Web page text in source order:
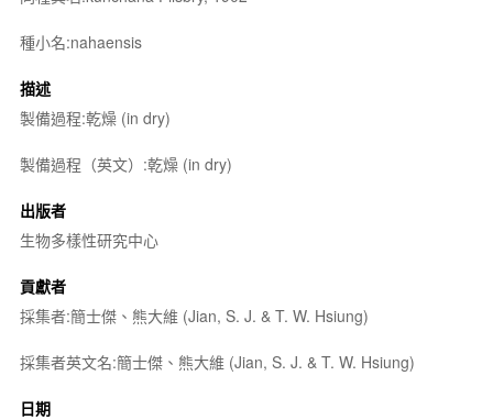
種小名:nahaensis
描述
製備過程:乾燥 (in dry)
製備過程（英文）:乾燥 (in dry)
出版者
生物多樣性研究中心
貢獻者
採集者:簡士傑、熊大維 (Jian, S. J. & T. W. Hsiung)
採集者英文名:簡士傑、熊大維 (Jian, S. J. & T. W. Hsiung)
日期